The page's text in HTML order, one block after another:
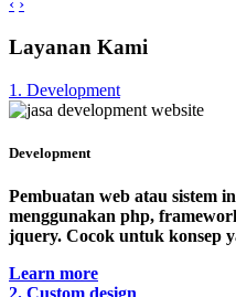
‹ ›
Layanan Kami
1. Development
Development
Pembuatan web atau sistem
menggunakan php,
jquery. Cocok untuk konsep
Learn more
2. Custom design